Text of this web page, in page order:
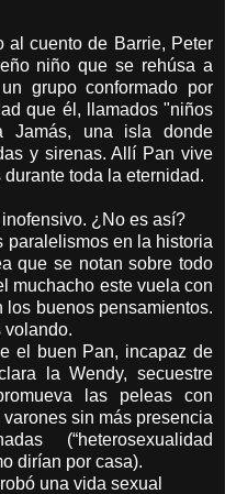
al cuento de Barrie, Peter
niño que se rehúsa a
grupo conformado por
que él, llamados "niños
una isla donde
y sirenas. Allí Pan vive
toda la eternidad.
¿No es así?
paralelismos en la historia
que se notan sobre todo
muchacho este vuela con
buenos pensamientos.
volando.
el buen Pan, incapaz de
la Wendy, secuestre
las peleas con
sin más presencia
(“heterosexualidad
dirían por casa).
una vida sexual